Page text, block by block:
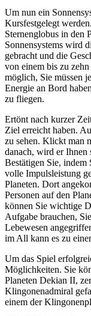
Um nun ein
Kursfestgelegt
Sternenglobus in den
Sonnensystems wird
gebracht und die
von einem bis zu
möglich, Sie müssen
Energie an Bord
zu fliegen.
Ertönt nach kurzer
Ziel erreicht haben.
zu sehen. Klickt man
danach, wird er Ihnen
Bestätigen Sie,
volle Impulsleistung
Planeten. Dort
Personen auf den
können Sie wichtige
Aufgabe brauchen,
Lebewesen
im All kann es zu
Um das Spiel
Möglichkeiten. Sie
Planeten Dekian II,
Klingonenadmiral
einem der